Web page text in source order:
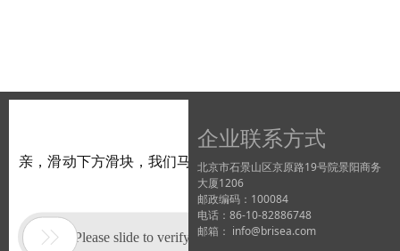
企业联系方式
北京市石景山区京原路19号院景阳商务
大厦1206
邮政编码：100084
电话：86-10-82886748
邮箱： info@brisea.com